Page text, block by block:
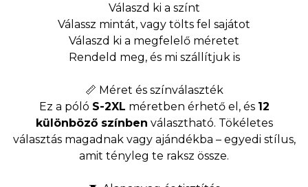
Válaszd ki a színt
Válassz mintát, vagy tölts fel sajátot
Válaszd ki a megfelelő méretet
Rendeld meg, és mi szállítjuk is
📏 Méret és színválaszték
Ez a póló S-2XL méretben érhető el, és 12
különböző színben választható. Tökéletes
választás magadnak vagy ajándékba – egyedi stílus,
amit tényleg te raksz össze.